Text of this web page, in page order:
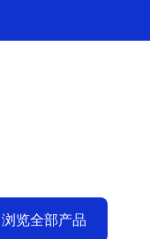
浏览全部产品